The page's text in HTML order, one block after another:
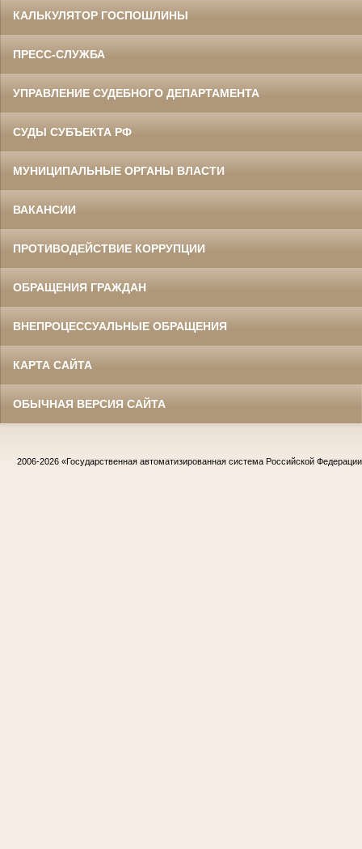
КАЛЬКУЛЯТОР ГОСПОШЛИНЫ
ПРЕСС-СЛУЖБА
УПРАВЛЕНИЕ СУДЕБНОГО ДЕПАРТАМЕНТА
СУДЫ СУБЪЕКТА РФ
МУНИЦИПАЛЬНЫЕ ОРГАНЫ ВЛАСТИ
ВАКАНСИИ
ПРОТИВОДЕЙСТВИЕ КОРРУПЦИИ
ОБРАЩЕНИЯ ГРАЖДАН
ВНЕПРОЦЕССУАЛЬНЫЕ ОБРАЩЕНИЯ
КАРТА САЙТА
ОБЫЧНАЯ ВЕРСИЯ САЙТА
2006-2026 «Государственная автоматизированная система Российской